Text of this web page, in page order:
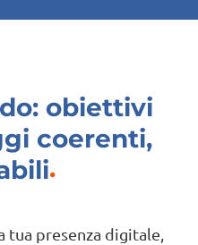
obiettivi
coerenti,
tua presenza digitale,